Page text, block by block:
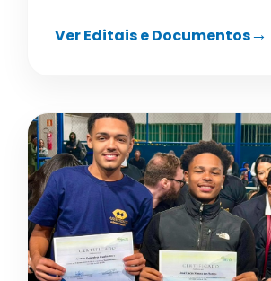
Ver Editais e Documentos